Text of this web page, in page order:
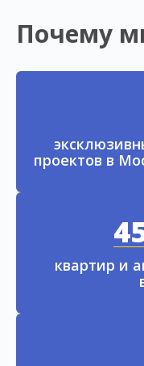
Почему
проектов в
квартир и